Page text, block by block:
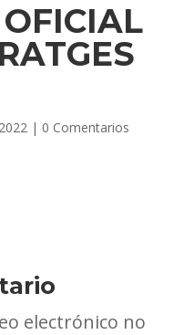
| 0 Comentarios
electrónico no